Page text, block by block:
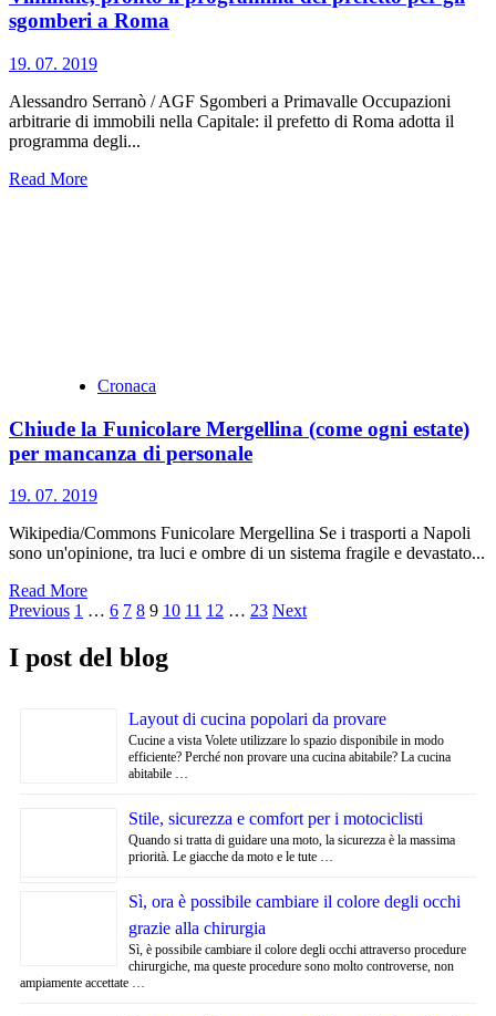
sgomberi a Roma
19. 07. 2019
Alessandro Serranò / AGF Sgomberi a Primavalle Occupazioni
arbitrarie di immobili nella Capitale: il prefetto di Roma adotta il
programma degli...
Read More
Cronaca
Chiude la Funicolare Mergellina (come ogni estate)
per mancanza di personale
19. 07. 2019
Wikipedia/Commons Funicolare Mergellina Se i trasporti a Napoli
sono un'opinione, tra luci e ombre di un sistema fragile e devastato...
Read More
Navigazione
articoli
Previous 1 … 6 7 8 9 10 11 12 … 23 Next
I post del blog
Layout di cucina popolari da provare
Cucine a vista Volete utilizzare lo spazio disponibile in modo
efficiente? Perché non provare una cucina abitabile? La cucina
abitabile …
Stile, sicurezza e comfort per i motociclisti
Quando si tratta di guidare una moto, la sicurezza è la massima
priorità. Le giacche da moto e le tute …
Sì, ora è possibile cambiare il colore degli occhi
grazie alla chirurgia
Sì, è possibile cambiare il colore degli occhi attraverso procedure
chirurgiche, ma queste procedure sono molto controverse, non
ampiamente accettate …